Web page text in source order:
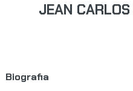
JEAN
Biografia